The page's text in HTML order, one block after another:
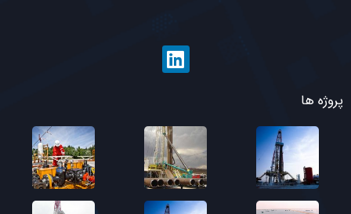
پروژه ها